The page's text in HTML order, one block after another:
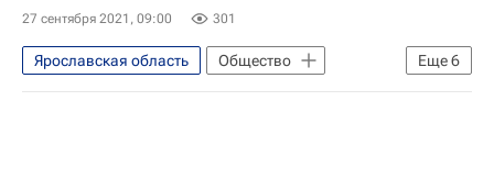
СН_Образование
Ярославль
Спорт
ГТО
27 сентября 2021, 09:00 301
Еще6
Ярославская область
Общество
Образование